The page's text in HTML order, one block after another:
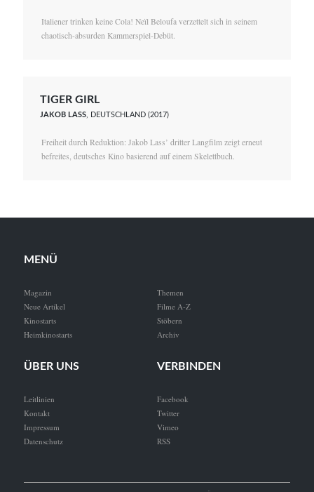
Italiener trinken keine Cola! Neïl Beloufa verzettelt sich in seinem
chaotisch-absurden Kammerspiel-Debüt.
TIGER GIRL
JAKOB LASS, DEUTSCHLAND (2017)
Freiheit durch Reduktion: Jakob Lass’ dritter Langfilm zeigt erneut
befreites, deutsches Kino basierend auf einem Skelettbuch.
MENÜ
Magazin
Neue Artikel
Kinostarts
Heimkinostarts
Themen
Filme A-Z
Stöbern
Archiv
ÜBER UNS
Leitlinien
Kontakt
Impressum
Datenschutz
VERBINDEN
Facebook
Twitter
Vimeo
RSS